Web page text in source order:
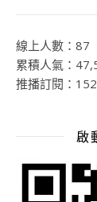
線上人數：87
累積人氣：
推播訂閱：
啟